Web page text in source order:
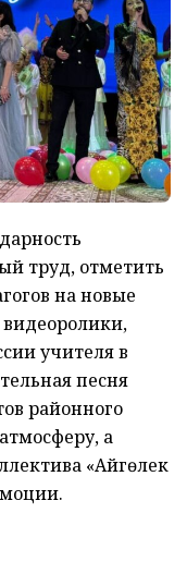
труд, отметить
на новые
учителя в
песня
районного
а
«Айгөлек